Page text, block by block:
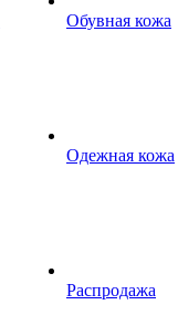
Обувная кожа
Одежная кожа
Распродажа